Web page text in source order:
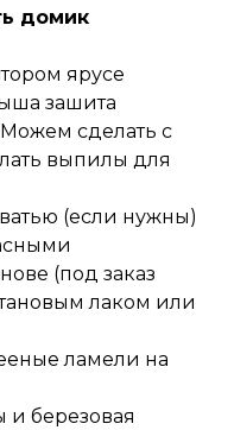
домик
ярусе
зашита
сделать с
выпилы для
(если нужны)
(под заказ
лаком или
ламели на
и березовая